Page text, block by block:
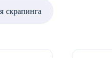
скрапинга